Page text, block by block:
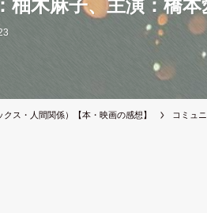
柚木麻子、主演：橋本
ス・人間関係）【本・映画の感想】 コミュ